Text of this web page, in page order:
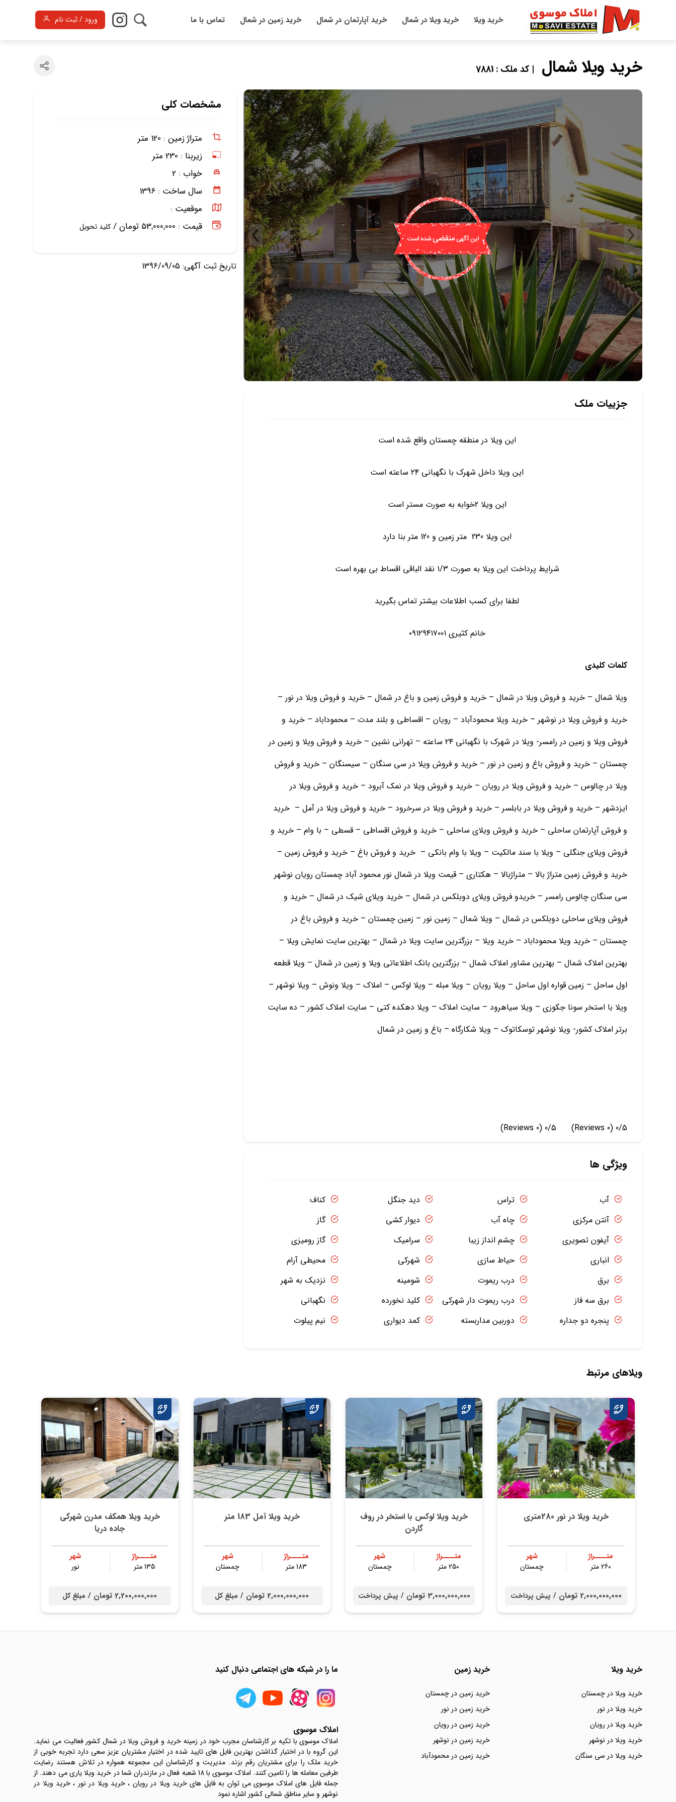
خرید ویلا خرید ویلا در شمال خرید آپارتمان در شمال خرید زمین در شمال تماس با ما ورود / ثبت نام
خرید ویلا شمال | کد ملک : 7881
مشخصات کلی
متراژ زمین : 120 متر
زیربنا : 230 متر
خواب : 2
سال ساخت : 1396
موقعیت :
قیمت : 53,000,000 تومان /
کلید تحویل
تاریخ ثبت آگهی: 1396/09/05
جزییات ملک
این ویلا در منطقه چمستان واقع شده است
این ویلا داخل شهرک با نگهبانی ۲۴ ساعته است
این ویلا 2خوابه به صورت مستر است
این ویلا 230 متر زمین و 120 متر بنا دارد
شرایط پرداخت این ویلا به صورت ۱/۳ نقد الباقی اقساط بی بهره است
لطفا برای کسب اطلاعات بیشتر تماس بگیرید
خانم کثیری ۰۹۱۲۹۴۱۷۰۰۱
کلمات کلیدی
ویلا شمال – خرید و فروش ویلا در شمال – خرید و فروش زمین و باغ در شمال – خرید و فروش ویلا در نور –
خرید و فروش ویلا در نوشهر – خرید ویلا محمودآباد – رویان – اقساطی و بلند مدت – محموداباد – خرید و
فروش ویلا و زمین در رامسر- ویلا در شهرک با نگهبانی ۲۴ ساعته – تهرانی نشین – خرید و فروش ویلا و زمین در
چمستان – خرید و فروش باغ و زمین در نور – خرید و فروش ویلا در سی سنگان – سیسنگان – خرید و فروش
ویلا در چالوس – خرید و فروش ویلا در رویان – خرید و فروش ویلا در نمک آبرود – خرید و فروش ویلا در
ایزدشهر – خرید و فروش ویلا در بابلسر – خرید و فروش ویلا در سرخرود – خرید و فروش ویلا در آمل – خرید
و فروش آپارتمان ساحلی – خرید و فروش ویلای ساحلی – خرید و فروش اقساطی – قسطی – با وام – خرید و
فروش ویلای جنگلی – ویلا با سند مالکیت – ویلا با وام بانکی – خرید و فروش باغ – خرید و فروش زمین –
خرید و فروش زمین متراژ بالا – متراژبالا – هکتاری – قیمت ویلا در شمال نور محمود آباد چمستان رویان نوشهر
سی سنگان چالوس رامسر – خریدو فروش ویلای دوبلکس در شمال – خرید ویلای شیک در شمال – خرید و
فروش ویلای ساحلی دوبلکس در شمال – ویلا شمال – زمین نور – زمین چمستان – خرید و فروش باغ در
چمستان – خرید ویلا محموداباد – خرید ویلا – بزرگترین سایت ویلا در شمال – بهترین سایت نمایش ویلا –
بهترین املاک شمال – بهترین مشاور املاک شمال – بزرگترین بانک اطلاعاتی ویلا و زمین در شمال – ویلا قطعه
اول ساحل – زمین قواره اول ساحل – ویلا رویان – ویلا مبله – ویلا لوکس – املاک – ویلا ونوش – ویلا نوشهر –
ویلا با استخر سونا جکوزی – ویلا سیاهرود – سایت املاک – ویلا دهکده کتی – سایت املاک کشور – ده سایت
برتر املاک کشور- ویلا نوشهر توسکاتوک – ویلا شکارگاه – باغ و زمين در شمال
0/5
(0 Reviews)
0/5
(0 Reviews)
ویژگی ها
آب
آنتن مرکزی
آیفون تصویری
انباری
برق
برق سه فاز
پنجره دو جداره
تراس
چاه آب
چشم انداز زیبا
حیاط سازی
درب ریموت
درب ریموت دار شهرکی
دوربین مداربسته
دید جنگل
دیوار کشی
سرامیک
شهرکی
شومینه
کلید نخورده
کمد دیواری
کناف
گاز
گاز رومیزی
محیطی آرام
نزدیک به شهر
نگهبانی
نیم پیلوت
ویلاهای مرتبط
خرید ویلا در نور 280متری
متــــراژ
260 متر
شهر
چمستان
2,000,000,000 تومان / پیش پرداخت
خرید ویلا لوکس با استخر در روف
گاردن
متــــراژ
250 متر
شهر
چمستان
3,000,000,000 تومان / پیش پرداخت
خرید ویلا آمل 183 متر
متــــراژ
183 متر
شهر
چمستان
2,000,000,000 تومان / مبلغ کل
خرید ویلا همکف مدرن شهرکی
جاده دریا
متــــراژ
135 متر
شهر
نور
2,200,000,000 تومان / مبلغ کل
خرید ویلا
خرید ویلا در چمستان
خرید ویلا در نور
خرید ویلا در رویان
خرید ویلا در نوشهر
خرید ویلا در سی سنگان
خرید زمین
خرید زمین در چمستان
خرید زمین در نور
خرید زمین در رویان
خرید زمین در نوشهر
خرید زمین در محمودآباد
ما را در شبکه های اجتماعی دنبال کنید
املاک موسوی
املاک موسوی با تکیه بر کارشناسان مجرب خود در زمینه خرید و فروش ویلا در شمال کشور فعالیت می نماید.
این گروه با در اختیار گذاشتن بهترین فایل های تایید شده در اختیار مشتریان عزیز سعی دارد تجربه خوبی از
خرید ملک را برای مشتریان رقم بزند. مدیریت و کارشناسان این مجموعه همواره در تلاش هستند رضایت
طرفین معامله ها را تامین کنند. املاک موسوی با 18 شعبه فعال در مازندران شما در خرید ویلا یاری می دهند. از
جمله فایل های املاک موسوی می توان به فایل های خرید ویلا در رویان ، خرید ویلا در نور ، خرید ویلا در
نوشهر و سایر مناطق شمالی کشور اشاره نمود